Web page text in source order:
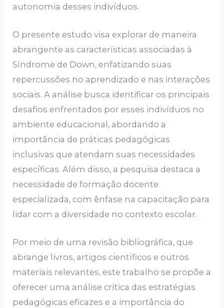
autonomia desses indivíduos.
O presente estudo visa explorar de maneira
abrangente as características associadas à
Síndrome de Down, enfatizando suas
repercussões no aprendizado e nas interações
sociais. A análise busca identificar os principais
desafios enfrentados por esses indivíduos no
ambiente educacional, abordando a
importância de práticas pedagógicas
inclusivas que atendam suas necessidades
específicas. Além disso, a pesquisa destaca a
necessidade de formação docente
especializada, com ênfase na capacitação para
lidar com a diversidade no contexto escolar.
Por meio de uma revisão bibliográfica, que
abrange livros, artigos científicos e outros
materiais relevantes, este trabalho se propõe a
oferecer uma análise crítica das estratégias
pedagógicas eficazes e a importância do